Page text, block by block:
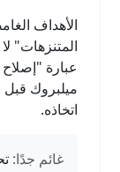
الأهداف
المتنزهات"
عبارة
ميلبروك
اتخاذه.
غائم جدًا: